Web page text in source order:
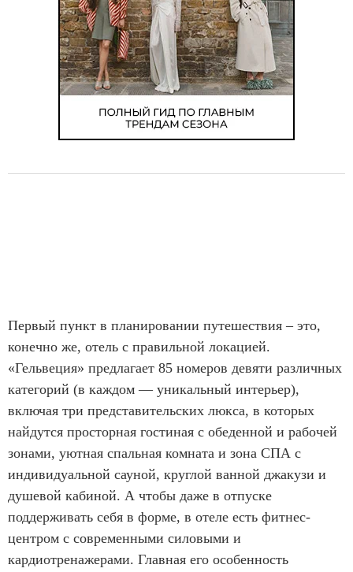
Первый пункт в планировании путешествия – это,
конечно же, отель с правильной локацией.
«Гельвеция» предлагает 85 номеров девяти различных
категорий (в каждом — уникальный интерьер),
включая три представительских люкса, в которых
найдутся просторная гостиная с обеденной и рабочей
зонами, уютная спальная комната и зона СПА с
индивидуальной сауной, круглой ванной джакузи и
душевой кабиной. А чтобы даже в отпуске
поддерживать себя в форме, в отеле есть фитнес-
центром с современными силовыми и
кардиотренажерами. Главная его особенность